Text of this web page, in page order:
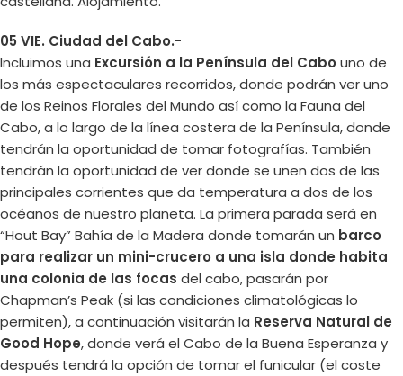
05 VIE. Ciudad del Cabo.-
Incluimos una Excursión a la Península del Cabo uno de
los más espectaculares recorridos, donde podrán ver uno
de los Reinos Florales del Mundo así como la Fauna del
Cabo, a lo largo de la línea costera de la Península, donde
tendrán la oportunidad de tomar fotografías. También
tendrán la oportunidad de ver donde se unen dos de las
principales corrientes que da temperatura a dos de los
océanos de nuestro planeta. La primera parada será en
“Hout Bay” Bahía de la Madera donde tomarán un barco
para realizar un mini-crucero a una isla donde habita
una colonia de las focas del cabo, pasarán por
Chapman’s Peak (si las condiciones climatológicas lo
permiten), a continuación visitarán la Reserva Natural de
Good Hope, donde verá el Cabo de la Buena Esperanza y
después tendrá la opción de tomar el funicular (el coste